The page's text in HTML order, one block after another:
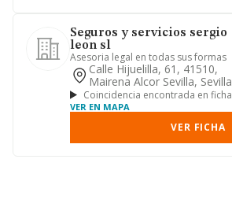
Seguros y servicios sergio
leon sl
Asesoria legal en todas sus formas
Calle Hijuelilla, 61, 41510,
Mairena Alcor Sevilla, Sevilla
Coincidencia encontrada en ficha
VER EN MAPA
VER FICHA